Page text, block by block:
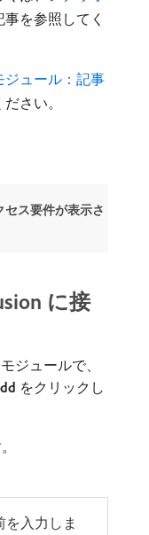
事を参照してく
ジュール：記事
さい。
ス要件が表示さ
に接
ジュールで、
​をクリックし
を入力しま